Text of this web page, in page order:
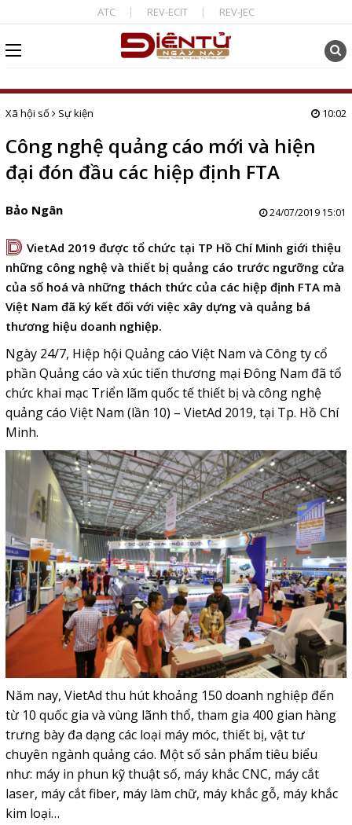
ATC REV-ECIT REV-JEC
Xã hội số Sự kiện 10:02
Công nghệ quảng cáo mới và hiện
đại đón đầu các hiệp định FTA
Bảo Ngân 24/07/2019 15:01
D VietAd 2019 được tổ chức tại TP Hồ Chí Minh giới thiệu
những công nghệ và thiết bị quảng cáo trước ngưỡng cửa
của số hoá và những thách thức của các hiệp định FTA mà
Việt Nam đã ký kết đối với việc xây dựng và quảng bá
thương hiệu doanh nghiệp.
Ngày 24/7, Hiệp hội Quảng cáo Việt Nam và Công ty cổ
phần Quảng cáo và xúc tiến thương mại Đông Nam đã tổ
chức khai mạc Triển lãm quốc tế thiết bị và công nghệ
quảng cáo Việt Nam (lần 10) – VietAd 2019, tại Tp. Hồ Chí
Minh.
Năm nay, VietAd thu hút khoảng 150 doanh nghiệp đến
từ 10 quốc gia và vùng lãnh thổ, tham gia 400 gian hàng
trưng bày đa dạng các loại máy móc, thiết bị, vật tư
chuyên ngành quảng cáo. Một số sản phẩm tiêu biểu
như: máy in phun kỹ thuật số, máy khắc CNC, máy cắt
laser, máy cắt fiber, máy làm chữ, máy khắc gỗ, máy khắc
kim loại…